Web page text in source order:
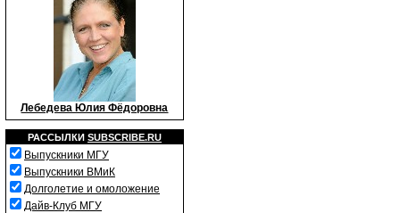
Лебедева Юлия Фёдоровна
РАССЫЛКИ SUBSCRIBE.RU
Выпускники МГУ
Выпускники ВМиК
Долголетие и омоложение
Дайв-Клуб МГУ